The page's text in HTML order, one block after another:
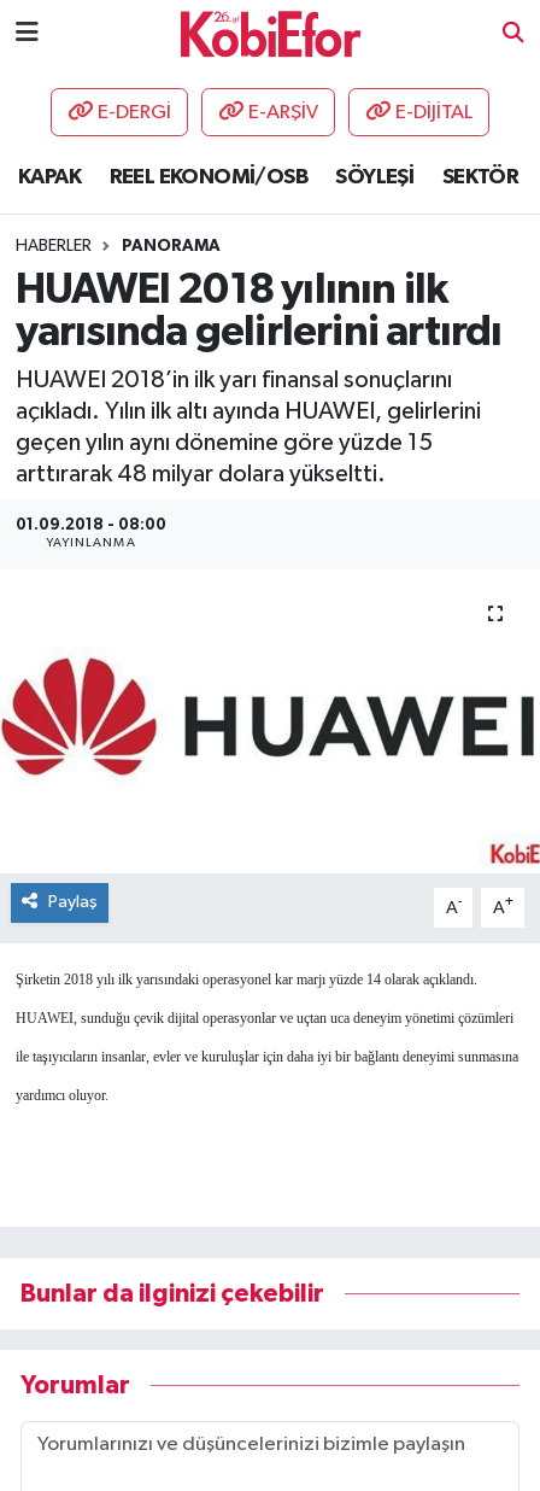
E-DERGİ E-ARŞİV E-DİJİTAL
KAPAK REEL EKONOMİ/OSB SÖYLEŞİ SEKTÖR
HABERLER PANORAMA
HUAWEI 2018 yılının ilk
yarısında gelirlerini artırdı
HUAWEI 2018’in ilk yarı finansal sonuçlarını
açıkladı. Yılın ilk altı ayında HUAWEI, gelirlerini
geçen yılın aynı dönemine göre yüzde 15
arttırarak 48 milyar dolara yükseltti.
01.09.2018 - 08:00
YAYINLANMA
Paylaş A- A+
Şirketin 2018 yılı ilk yarısındaki operasyonel kar marjı yüzde 14 olarak açıklandı.
HUAWEI, sunduğu çevik dijital operasyonlar ve uçtan uca deneyim yönetimi çözümleri
ile taşıyıcıların insanlar, evler ve kuruluşlar için daha iyi bir bağlantı deneyimi sunmasına
yardımcı oluyor.
Bunlar da ilginizi çekebilir
Yorumlar
AKADEMİ
DESTEK-TEŞVİK
ETKİNLİK
GÜNCEL
HABERLER
KAPAK
OSB
SÖYLEŞİ
ÜLKE